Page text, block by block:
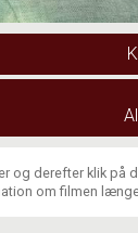
og derefter klik på
om filmen